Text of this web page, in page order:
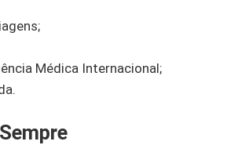
Médica Internacional;